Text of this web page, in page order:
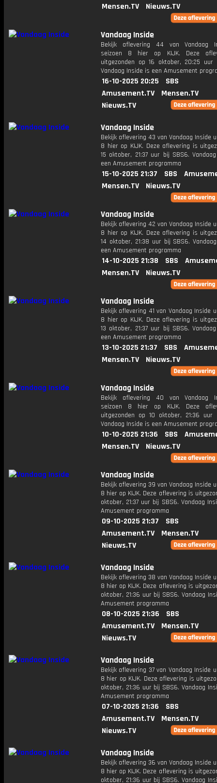
Mensen.TV
Nieuws.TV
Vandaag Inside
Bekijk aflevering 44 van Vandaag
seizoen 8 hier op KIJK. Deze
uitgezonden op 16 oktober, 20:25 uur
Vandaag Inside is een Amusement
16-10-2025 20:25
SBS
Amusement.TV
Mensen.TV
Nieuws.TV
Vandaag Inside
Bekijk aflevering 43 van Vandaag Inside
8 hier op KIJK. Deze aflevering is
15 oktober, 21:37 uur bij SBS6.
een Amusement programma
15-10-2025 21:37 SBS
Mensen.TV
Nieuws.TV
Vandaag Inside
Bekijk aflevering 42 van Vandaag Inside
8 hier op KIJK. Deze aflevering is
14 oktober, 21:38 uur bij SBS6.
een Amusement programma
14-10-2025 21:38 SBS
Mensen.TV
Nieuws.TV
Vandaag Inside
Bekijk aflevering 41 van Vandaag Inside
8 hier op KIJK. Deze aflevering is
13 oktober, 21:37 uur bij SBS6.
een Amusement programma
13-10-2025 21:37 SBS
Mensen.TV
Nieuws.TV
Vandaag Inside
Bekijk aflevering 40 van Vandaag
seizoen 8 hier op KIJK. Deze
uitgezonden op 10 oktober, 21:36 uur
Vandaag Inside is een Amusement
10-10-2025 21:36 SBS
Mensen.TV
Nieuws.TV
Vandaag Inside
Bekijk aflevering 39 van Vandaag Inside
8 hier op KIJK. Deze aflevering is
oktober, 21:37 uur bij SBS6. Vandaag
Amusement programma
09-10-2025 21:37
SBS
Amusement.TV
Mensen.TV
Nieuws.TV
Vandaag Inside
Bekijk aflevering 38 van Vandaag Inside
8 hier op KIJK. Deze aflevering is
oktober, 21:36 uur bij SBS6. Vandaag
Amusement programma
08-10-2025 21:36
SBS
Amusement.TV
Mensen.TV
Nieuws.TV
Vandaag Inside
Bekijk aflevering 37 van Vandaag Inside
8 hier op KIJK. Deze aflevering is
oktober, 21:36 uur bij SBS6. Vandaag
Amusement programma
07-10-2025 21:36
SBS
Amusement.TV
Mensen.TV
Nieuws.TV
Vandaag Inside
Bekijk aflevering 36 van Vandaag Inside
8 hier op KIJK. Deze aflevering is
oktober, 21:36 uur bij SBS6. Vandaag